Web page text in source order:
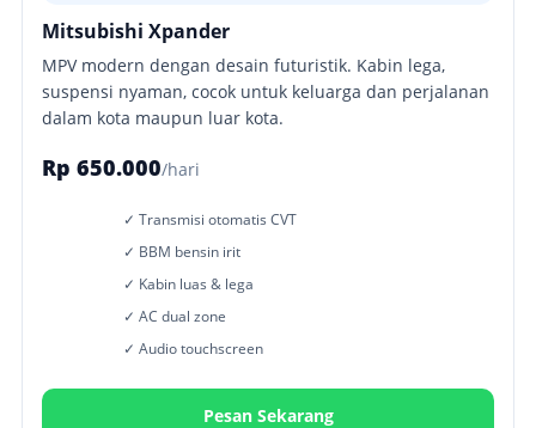
Mitsubishi Xpander
MPV modern dengan desain futuristik. Kabin lega,
suspensi nyaman, cocok untuk keluarga dan perjalanan
dalam kota maupun luar kota.
Rp 650.000/hari
✓ Transmisi otomatis CVT
✓ BBM bensin irit
✓ Kabin luas & lega
✓ AC dual zone
✓ Audio touchscreen
Pesan Sekarang